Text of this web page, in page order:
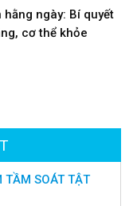
ngày: Bí quyết
cơ thể khỏe
TẦM SOÁT TẬT